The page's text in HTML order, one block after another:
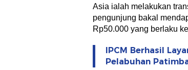
Asia ialah melakukan
pengunjung bakal
Rp50.000 yang berlaku
IPCM Berhasil
Pelabuhan